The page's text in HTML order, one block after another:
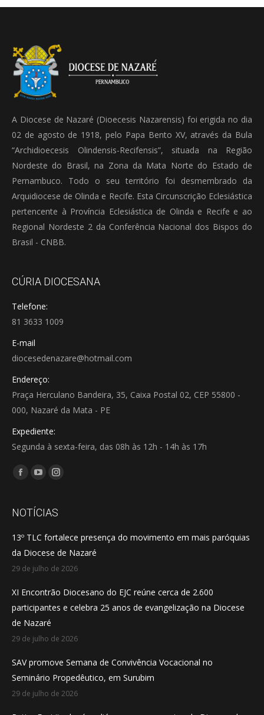
A Diocese de Nazaré (Dioecesis Nazarensis) foi erigida no dia
02 de agosto de 1918, pelo Papa Bento XV, através da Bula
“Archidioecesis Olindensis-Recifensis”, situada na Região
Nordeste do Brasil, na Zona da Mata Norte do Estado de
Pernambuco. Todo o seu território foi desmembrado da
Arquidiocese de Olinda e Recife. Esta Circunscrição Eclesiástica
pertencente à Província Eclesiástica de Olinda e Recife e ao
Regional Nordeste 2 da Conferência Nacional dos Bispos do
Brasil - CNBB.
CÚRIA DIOCESANA
Telefone:
81 3633 1009
E-mail
diocesedenazare@hotmail.com
Endereço:
Praça Herculano Bandeira, 35, Caixa Postal 02, CEP 55800 -
000, Nazaré da Mata - PE
Expediente:
Segunda à sexta-feira, das 08h às 12h - 14h às 17h
Encontre-nos em:
Facebook
opens
new
window
YouTube
opens
new
window
Instagram
opens
new
window
NOTÍCIAS
13º TLC fortalece presença do movimento em mais paróquias
da Diocese de Nazaré
29 de julho de 2026
XI Encontrão Diocesano do EJC reúne cerca de 2.600
participantes e celebra 25 anos de evangelização na Diocese
de Nazaré
29 de julho de 2026
SAV promove Semana de Convivência Vocacional no
Seminário Propedêutico, em Surubim
29 de julho de 2026